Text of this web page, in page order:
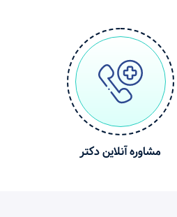
مشاوره آنلاین دکتر